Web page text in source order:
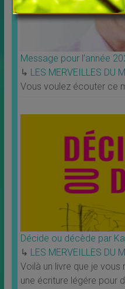
Message pour l’année
↳ LES MERVEILLES DU
Vous voulez écouter ce
Décide ou décède par
↳ LES MERVEILLES DU
Voilà un livre que je
une écriture légére pour